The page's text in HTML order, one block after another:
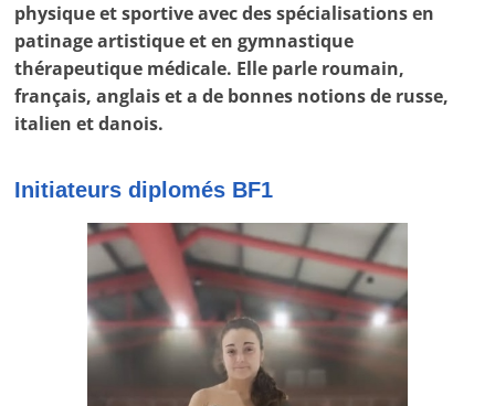
physique et sportive avec des spécialisations en
patinage artistique et en gymnastique
thérapeutique médicale. Elle parle roumain,
français, anglais et a de bonnes notions de russe,
italien et danois.
Initiateurs diplomés BF1